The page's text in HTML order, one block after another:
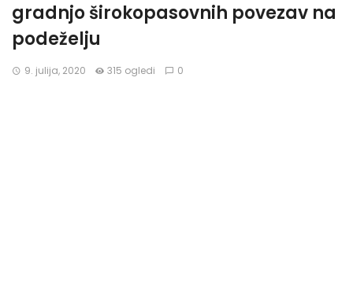
gradnjo širokopasovnih povezav na
podeželju
9. julija, 2020 315 ogledi 0